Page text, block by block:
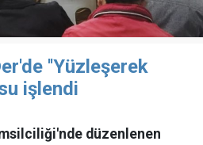
''Yüzleşerek
işlendi
düzenlenen